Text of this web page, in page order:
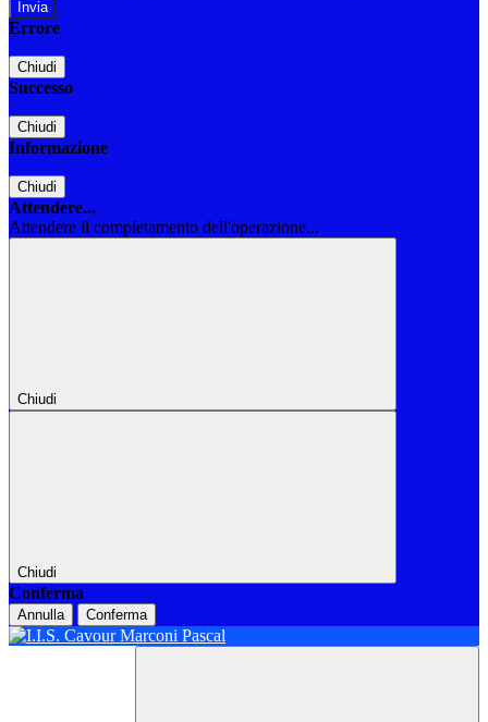
Errore
Chiudi
Successo
Chiudi
Informazione
Chiudi
Attendere...
Attendere il completamento dell'operazione...
Chiudi
Chiudi
Conferma
Annulla Conferma